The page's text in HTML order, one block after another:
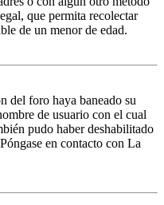
que permita recolectar
de un menor de edad.
del foro haya baneado su
de usuario con el cual
pudo haber deshabilitado
en contacto con La